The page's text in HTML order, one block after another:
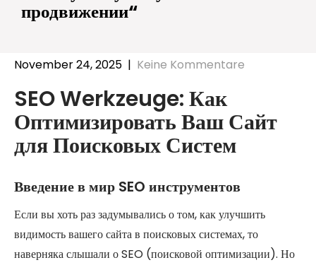
продвижении“
November 24, 2025 | Keine Kommentare
SEO Werkzeuge: Как
Оптимизировать Ваш Сайт
для Поисковых Систем
Введение в мир SEO инструментов
Если вы хоть раз задумывались о том, как улучшить
видимость вашего сайта в поисковых системах, то
наверняка слышали о SEO (поисковой оптимизации). Но